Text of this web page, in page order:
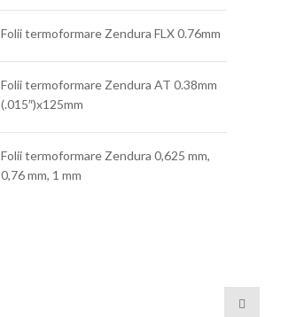
Folii termoformare Zendura FLX 0.76mm
Folii termoformare Zendura AT 0.38mm
(.015″)x125mm
Folii termoformare Zendura 0,625 mm,
0,76 mm, 1 mm